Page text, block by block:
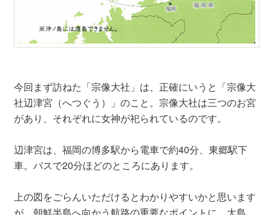
今回まず訪ねた「宗像大社」は、正確にいうと「宗像大
社辺津宮（へつぐう）」のこと。宗像大社は三つのお宮
があり、それぞれに女神が祀られているのです。
辺津宮は、福岡の博多駅から電車で約40分、東郷駅下
車。バスで20分ほどのところにあります。
上の図をごらんいただけるとわかりやすいかと思います